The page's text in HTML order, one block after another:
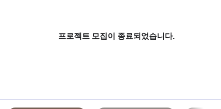
프로젝트 모집이 종료되었습니다.